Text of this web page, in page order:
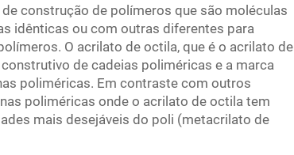
construção de polímeros que são moléculas
idênticas ou com outras diferentes para
O acrilato de octila, que é o acrilato de
de cadeias poliméricas e a marca
poliméricas. Em contraste com outros
poliméricas onde o acrilato de octila tem
mais desejáveis do poli (metacrilato de